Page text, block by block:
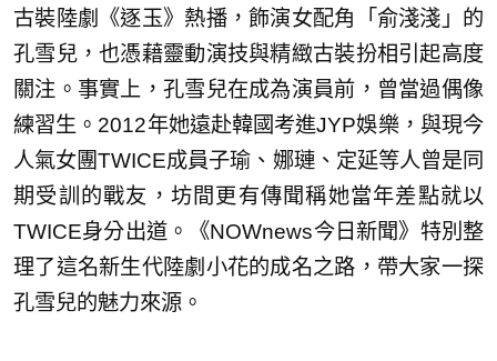
古裝陸劇《逐玉》熱播，飾演女配角「俞淺淺」的
孔雪兒，也憑藉靈動演技與精緻古裝扮相引起高度
關注。事實上，孔雪兒在成為演員前，曾當過偶像
練習生。2012年她遠赴韓國考進JYP娛樂，與現今
人氣女團TWICE成員子瑜、娜璉、定延等人曾是同
期受訓的戰友，坊間更有傳聞稱她當年差點就以
TWICE身分出道。《NOWnews今日新聞》特別整
理了這名新生代陸劇小花的成名之路，帶大家一探
孔雪兒的魅力來源。